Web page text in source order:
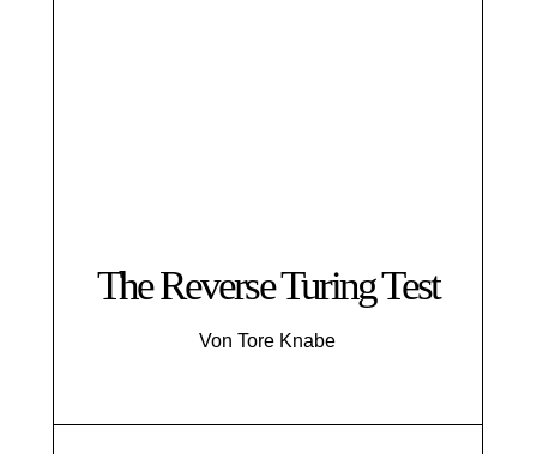
The Reverse Turing Test
Von Tore Knabe